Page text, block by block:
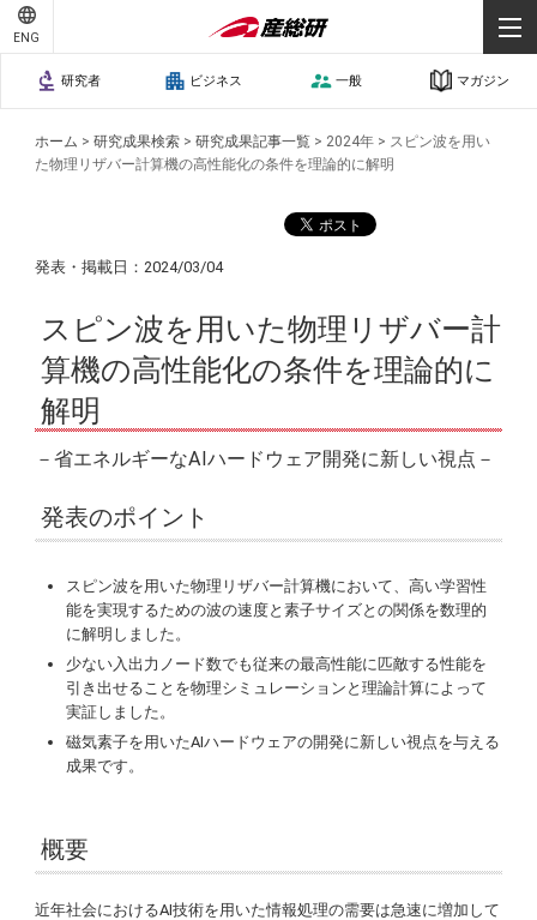
ENG
研究者 ビジネス 一般 マガジン
ホーム >研究成果検索 >研究成果記事一覧 > 2024年 > スピン波を用い
た物理リザバー計算機の高性能化の条件を理論的に解明
発表・掲載日：2024/03/04
スピン波を用いた物理リザバー計
算機の高性能化の条件を理論的に
解明
－省エネルギーなAIハードウェア開発に新しい視点－
発表のポイント
スピン波を用いた物理リザバー計算機において、高い学習性
能を実現するための波の速度と素子サイズとの関係を数理的
に解明しました。
少ない入出力ノード数でも従来の最高性能に匹敵する性能を
引き出せることを物理シミュレーションと理論計算によって
実証しました。
磁気素子を用いたAIハードウェアの開発に新しい視点を与える
成果です。
概要
近年社会におけるAI技術を用いた情報処理の需要は急速に増加して